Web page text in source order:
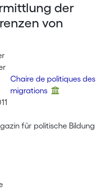
der
von
Chaire de politiques des
migrations
für politische Bildung